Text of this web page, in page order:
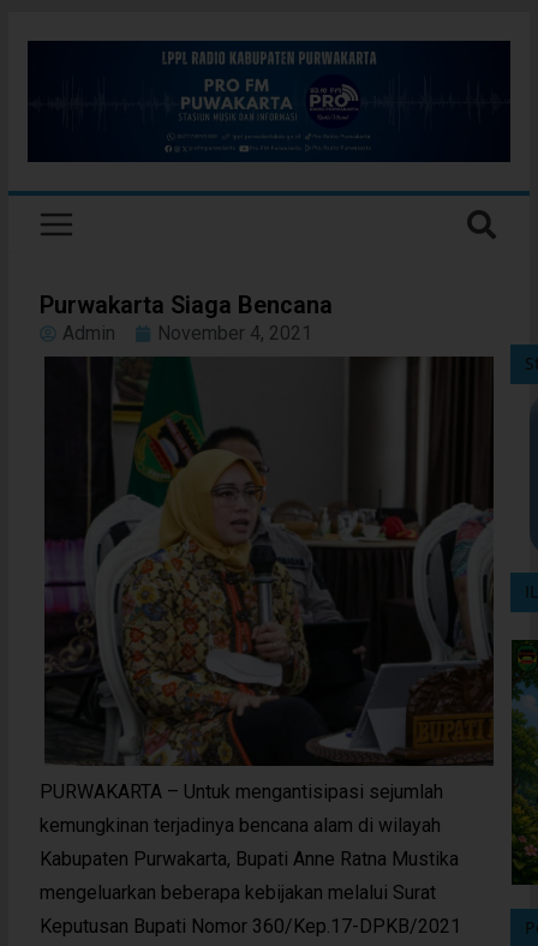
Purwakarta Siaga Bencana
Admin November 4, 2021
PURWAKARTA – Untuk mengantisipasi sejumlah
kemungkinan terjadinya bencana alam di wilayah
Kabupaten Purwakarta, Bupati Anne Ratna Mustika
mengeluarkan beberapa kebijakan melalui Surat
Keputusan Bupati Nomor 360/Kep.17-DPKB/2021